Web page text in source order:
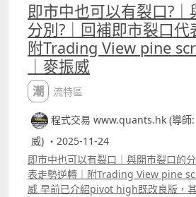
即市中也可以有裂口?
分別?｜回補即市裂口代
附Trading View pine
｜麥振威
潮流特區
程式交易 www.quants.hk (導師
威) ・2025-11-24
即市中也可以有裂口｜與開市裂口的
表走勢逆轉｜附Trading View pine
威 早前已介紹pivot high既改良版，